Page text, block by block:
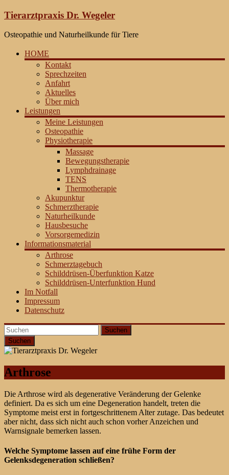
Zum
springen
Tierarztpraxis Dr. Wegeler
Osteopathie und Naturheilkunde für Tiere
HOME
Kontakt
Sprechzeiten
Anfahrt
Aktuelles
Über mich
Leistungen
Meine Leistungen
Osteopathie
Physiotherapie
Massage
Bewegungstherapie
Lymphdrainage
TENS
Thermotherapie
Akupunktur
Schmerztherapie
Naturheilkunde
Hausbesuche
Vorsorgemedizin
Informationsmaterial
Arthrose
Schmerztagebuch
Schilddrüsen-Überfunktion Katze
Schilddrüsen-Unterfunktion Hund
Im Notfall
Impressum
Datenschutz
Suchen
Arthrose
Die Arthrose wird als degenerative Veränderung der Gelenke
definiert. Da es sich um eine Degeneration handelt, treten die
Symptome meist erst in fortgeschrittenem Alter zutage. Das bedeutet
aber nicht, dass sich nicht auch schon vorher Anzeichen und
Warnsignale bemerken lassen.
Welche Symptome lassen auf eine frühe Form der
Gelenksdegeneration schließen?